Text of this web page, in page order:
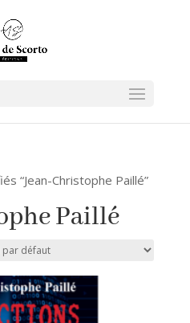
“Jean-Christophe Paillé”
Paillé